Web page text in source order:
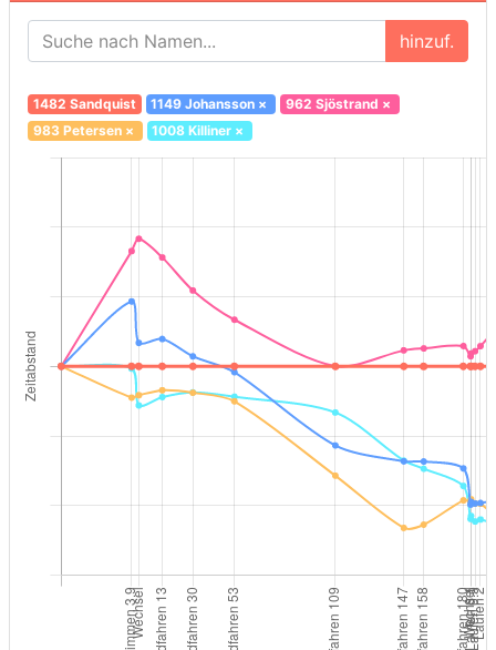
hinzuf.
1482 Sandquist 1149 Johansson × 962 Sjöstrand ×
983 Petersen× 1008 Killiner ×